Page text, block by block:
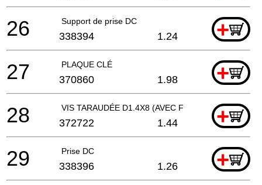
Support de prise DC +
26 338394 1.24
PLAQUE CLÉ +
27 370860 1.98
VIS TARAUDÉE D1.4X8 (AVEC FLASQUE)+
28 372722 1.44
Prise DC +
29 338396 1.26